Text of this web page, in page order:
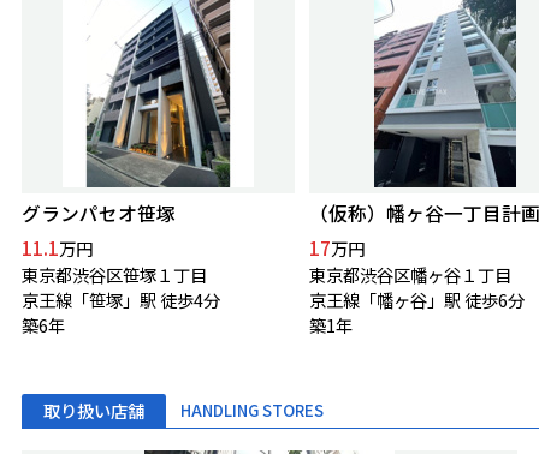
グランパセオ笹塚
11.1万円
東京都渋谷区笹塚１丁目
京王線「笹塚」駅 徒歩4分
築6年
（仮称）幡ヶ谷一丁目計画
17万円
東京都渋谷区幡ヶ谷１丁目
京王線「幡ヶ谷」駅 徒歩6分
築1年
取り扱い店舗 HANDLING STORES